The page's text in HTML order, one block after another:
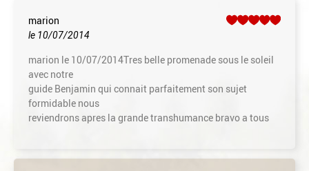
marion
le 10/07/2014
marion le 10/07/2014Tres belle promenade sous le soleil
avec notre
guide Benjamin qui connait parfaitement son sujet
formidable nous
reviendrons apres la grande transhumance bravo a tous